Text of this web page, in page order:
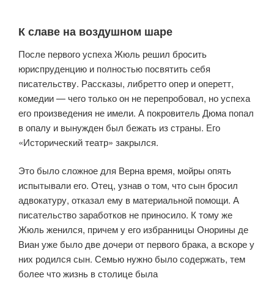
К славе на воздушном шаре
После первого успеха Жюль решил бросить
юриспруденцию и полностью посвятить себя
писательству. Рассказы, либретто опер и оперетт,
комедии — чего только он не перепробовал, но успеха
его произведения не имели. А покровитель Дюма попал
в опалу и вынужден был бежать из страны. Его
«Исторический театр» закрылся.
Это было сложное для Верна время, мойры опять
испытывали его. Отец, узнав о том, что сын бросил
адвокатуру, отказал ему в материальной помощи. А
писательство заработков не приносило. К тому же
Жюль женился, причем у его избранницы Онорины де
Виан уже было две дочери от первого брака, а вскоре у
них родился сын. Семью нужно было содержать, тем
более что жизнь в столице была